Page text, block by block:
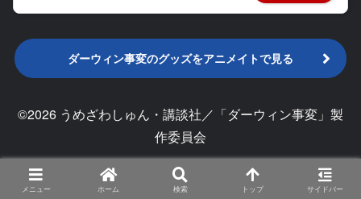
ダーウィン事変のグッズをアニメイトで見る
©2026 うめざわしゅん・講談社／「ダーウィン事変」製
作委員会
メニュー ホーム 検索 トップ サイドバー